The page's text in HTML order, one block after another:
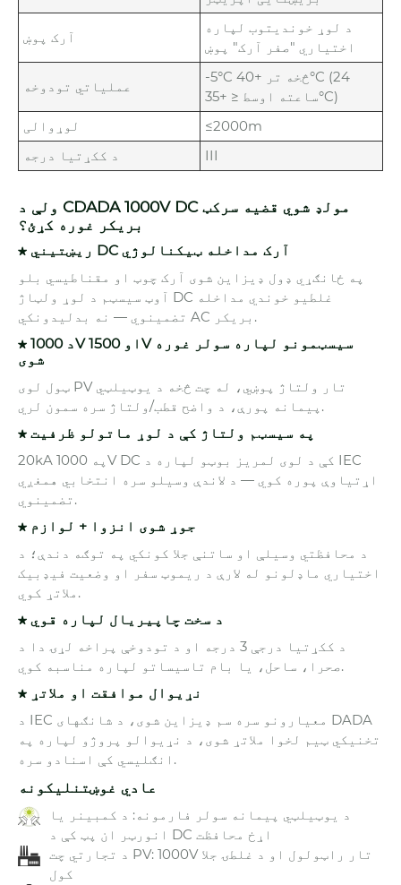
آرک پوښ
د لوړ خوندیتوب لپاره
اختیاري "صفر آرک" پوښ
عملیاتي تودوخه
-5°C څخه تر +40°C (24
ساعته اوسط ≤ +35°C)
لوړوالی
≤2000m
د ککړتیا درجه
III
ولې د CDADA 1000V DC مولډ شوي قضیه سرکټ
بریکر غوره کړئ؟
★ ریښتیني DC آرک مداخله ټیکنالوژي
په ځانګړي ډول ډیزاین شوی آرک چوټ او مقناطیسي بلو
آوټ سیسټم د لوړ ولټاژ DC غلطیو خوندي مداخله
تضمینوي — نه بدلیدونکي AC بریکر.
★ د 1000V او 1500V سیسټمونو لپاره سولر غوره
شوی
ټول لوی PV تار ولتاژ پوښي، له چت څخه د یوټیلټي
پیمانه پورې، د واضح قطب/ولتاژ سره سمون لري.
★ په سیسټم ولتاژ کې د لوړ ماتولو ظرفیت
20kA په 1000V DC کې د لوی لمریز بوټو لپاره د IEC
اړتیاوې پوره کوي — د لاندې وسیلو سره انتخابي همغږي
تضمینوي.
★ جوړ شوی انزوا + لوازم
د محافظتي وسیلې او ساتنې جلا کونکي په توګه دندې؛ د
اختیاري ماډلونو له لارې د ریموټ سفر او وضعیت فیډبیک
ملاتړ کوي.
★ د سخت چاپیریال لپاره قوي
د ککړتیا درجې 3 درجه او د تودوخې پراخه لړۍ دا د
صحرا، ساحل، یا بام تاسیساتو لپاره مناسبه کوي.
★ نړیوال موافقت او ملاتړ
د IEC معیارونو سره سم ډیزاین شوی، د شانګهای DADA
تخنیکي ټیم لخوا ملاتړ شوی، د نړیوالو پروژو لپاره په
انګلیسي کې اسنادو سره.
عادي غوښتنلیکونه
د یوټیلټي پیمانه سولر فارمونه: د کمبینر یا
انورټر ان پټ کې د DC اړخ محافظت
د تجارتي چت PV: 1000V تار راټولول او د غلطۍ جلا
کول